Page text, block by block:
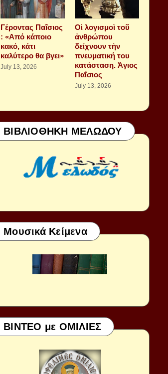
Γέροντας Παΐσιος
: «Από κάποιο
κακό, κάτι
καλύτερο θα βγει»
July 13, 2026
Οἱ λογισμοὶ τοῦ
ἀνθρώπου
δείχνουν τὴν
πνευματική του
κατάσταση. Ἁγιος
Παΐσιος
July 13, 2026
ΒΙΒΛΙΟΘΗΚΗ ΜΕΛΩΔΟΥ
Μουσικά Κείμενα
ΒΙΝΤΕΟ με ΟΜΙΛΙΕΣ